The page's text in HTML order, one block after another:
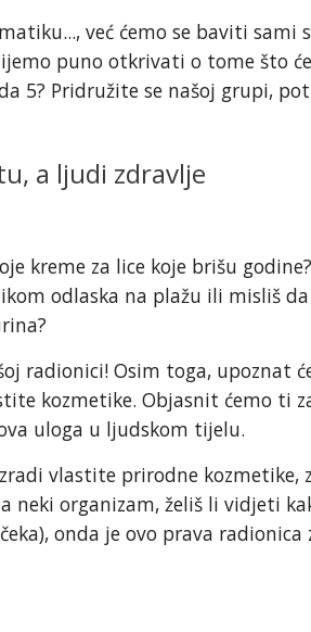
već ćemo se baviti sami
puno otkrivati o tome što
5? Pridružite se našoj grupi,
a ljudi zdravlje
kreme za lice koje brišu
odlaska na plažu ili misliš
radionici! Osim toga, upoznat
kozmetike. Objasnit ćemo ti
uloga u ljudskom tijelu.
vlastite prirodne
organizam, želiš li vidjeti
onda je ovo prava radionica